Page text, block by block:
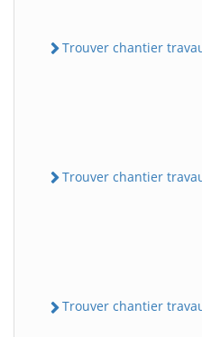
Trouver chantier
Trouver chantier
Trouver chantier